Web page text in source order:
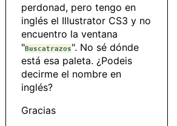
perdonad, pero tengo en
inglés el Illustrator CS3 y no
encuentro la ventana
"Buscatrazos". No sé dónde
está esa paleta. ¿Podeis
decirme el nombre en
inglés?
Gracias